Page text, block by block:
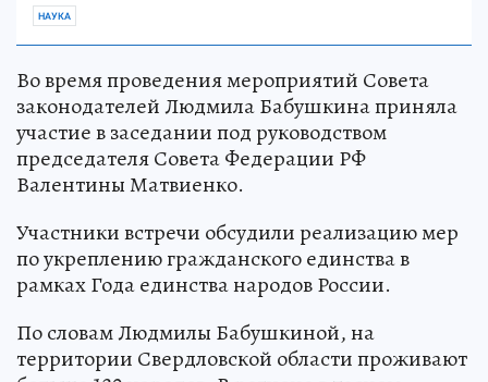
НАУКА
Во время проведения мероприятий Совета
законодателей Людмила Бабушкина приняла
участие в заседании под руководством
председателя Совета Федерации РФ
Валентины Матвиенко.
Участники встречи обсудили реализацию мер
по укреплению гражданского единства в
рамках Года единства народов России.
По словам Людмилы Бабушкиной, на
территории Свердловской области проживают